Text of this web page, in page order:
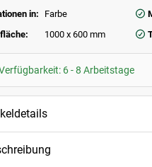
in: Farbe
1000 x 600 mm
6 - 8 Arbeitstage